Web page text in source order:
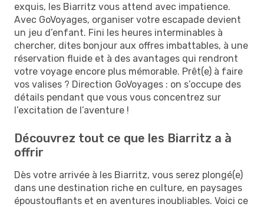
exquis, les Biarritz vous attend avec impatience.
Avec GoVoyages, organiser votre escapade devient
un jeu d’enfant. Fini les heures interminables à
chercher, dites bonjour aux offres imbattables, à une
réservation fluide et à des avantages qui rendront
votre voyage encore plus mémorable. Prêt(e) à faire
vos valises ? Direction GoVoyages : on s’occupe des
détails pendant que vous vous concentrez sur
l’excitation de l’aventure !
Découvrez tout ce que les Biarritz a à
offrir
Dès votre arrivée à les Biarritz, vous serez plongé(e)
dans une destination riche en culture, en paysages
époustouflants et en aventures inoubliables. Voici ce